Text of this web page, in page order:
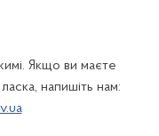
Якщо ви маєте
напишіть нам: